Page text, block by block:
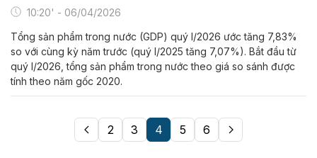
10:20' - 06/04/2026
Tổng sản phẩm trong nước (GDP) quý I/2026 ước tăng 7,83%
so với cùng kỳ năm trước (quý I/2025 tăng 7,07%). Bắt đầu từ
quý I/2026, tổng sản phẩm trong nước theo giá so sánh được
tính theo năm gốc 2020.
2 3 4 5 6